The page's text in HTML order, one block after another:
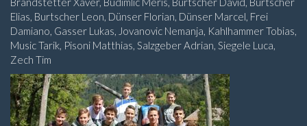
Elias, Burtscher Leon, Dünser Florian, Dünser Marcel, Frei
Damiano, Gasser Lukas, Jovanovic Nemanja, Kahlhammer Tobias,
Music Tarik, Pisoni Matthias, Salzgeber Adrian, Siegele Luca,
Zech Tim